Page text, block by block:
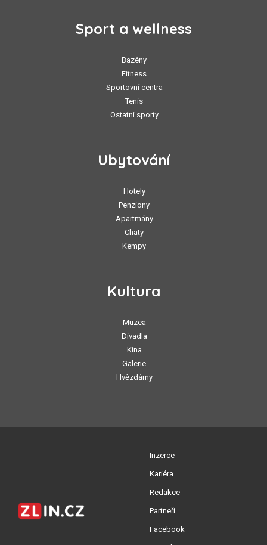
Sport a wellness
Bazény
Fitness
Sportovní centra
Tenis
Ostatní sporty
Ubytování
Hotely
Penziony
Apartmány
Chaty
Kempy
Kultura
Muzea
Divadla
Kina
Galerie
Hvězdárny
Inzerce
Kariéra
Redakce
Partneři
Facebook